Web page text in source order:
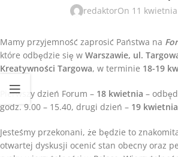
redaktorOn 11
Mamy przyjemność zaprosić Państwa na
które odbędzie się w Warszawie, ul.
Kreatywności Targowa, w terminie 18-19
Pierwszy dzień Forum – 18 kwietnia –
godz. 9.00 – 15.40, drugi dzień – 19 kwietnia
Jesteśmy przekonani, że będzie to
otwartej dyskusji ocenić stan obecny oraz